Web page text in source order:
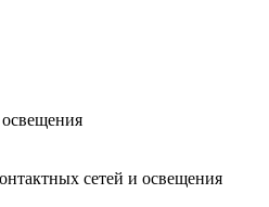
сетей и освещения